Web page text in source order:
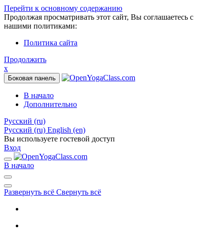
Перейти к основному содержанию
Продолжая просматривать этот сайт, Вы соглашаетесь с
нашими политиками:
Политика сайта
Продолжить
x
Боковая панель
В начало
Дополнительно
Русский ‎(ru)‎
Русский ‎(ru)‎ English ‎(en)‎
Вы используете гостевой доступ
Вход
В начало
Развернуть всё Свернуть всё